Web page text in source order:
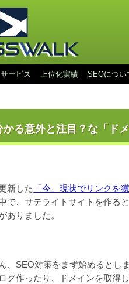
サービス 上位化実績 SEOについ
かる意外と注目？な「ド
新した
「今、現状でリンクを
で、サテライトサイトを作る
ありました。
、SEO対策をまず始めるとし
グ作ったり、ドメインを取得